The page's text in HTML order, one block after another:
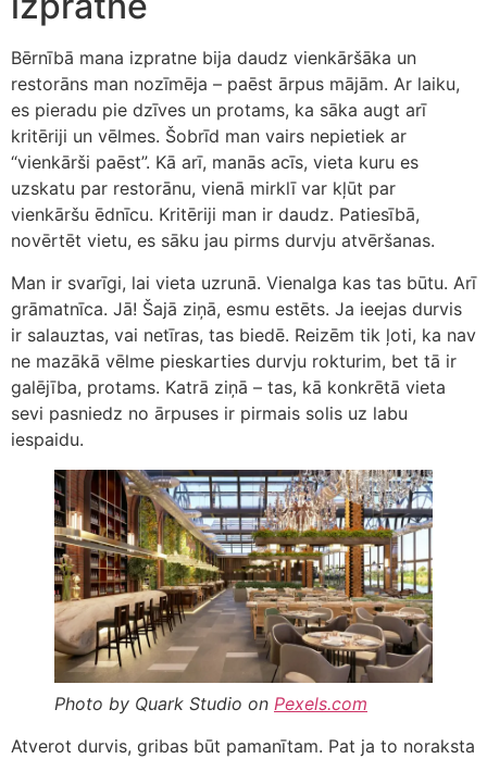
Bērnībā mana izpratne bija daudz vienkāršāka un
restorāns man nozīmēja – paēst ārpus mājām. Ar laiku,
es pieradu pie dzīves un protams, ka sāka augt arī
kritēriji un vēlmes. Šobrīd man vairs nepietiek ar
“vienkārši paēst”. Kā arī, manās acīs, vieta kuru es
uzskatu par restorānu, vienā mirklī var kļūt par
vienkāršu ēdnīcu. Kritēriji man ir daudz. Patiesībā,
novērtēt vietu, es sāku jau pirms durvju atvēršanas.
Man ir svarīgi, lai vieta uzrunā. Vienalga kas tas būtu. Arī
grāmatnīca. Jā! Šajā ziņā, esmu estēts. Ja ieejas durvis
ir salauztas, vai netīras, tas biedē. Reizēm tik ļoti, ka nav
ne mazākā vēlme pieskarties durvju rokturim, bet tā ir
galējība, protams. Katrā ziņā – tas, kā konkrētā vieta
sevi pasniedz no ārpuses ir pirmais solis uz labu
iespaidu.
Photo by Quark Studio on Pexels.com
Atverot durvis, gribas būt pamanītam. Pat ja to noraksta